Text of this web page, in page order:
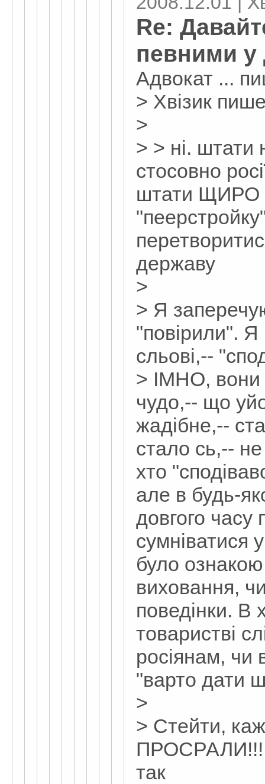
Re:
певними у
Адвокат ...
> Хвізик
>
> > ні. штати
стосовно
штати ЩИРО
державу
>
> Я
"повірили".
сльові,--
> ІМНО, вони
чудо,-- що
жадібне,--
стало сь,--
хто
але в будь-
довгого часу
сумніватися
було
виховання,
поведінки. В
товаристві
росіянам, чи
"варто дати
>
> Стейти,
ПРОСРАЛИ!!!
так